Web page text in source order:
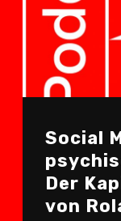
Social
Der
von